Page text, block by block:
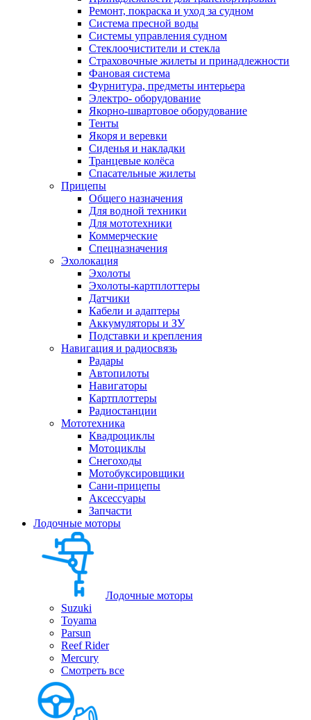
Ремонт, покраска и уход за судном
Система пресной воды
Системы управления судном
Стеклоочистители и стекла
Страховочные жилеты и принадлежности
Фановая система
Фурнитура, предметы интерьера
Электро- оборудование
Якорно-швартовое оборудование
Тенты
Якоря и веревки
Сиденья и накладки
Транцевые колёса
Спасательные жилеты
Прицепы
Общего назначения
Для водной техники
Для мототехники
Коммерческие
Спецназначения
Эхолокация
Эхолоты
Эхолоты-картплоттеры
Датчики
Кабели и адаптеры
Аккумуляторы и ЗУ
Подставки и крепления
Навигация и радиосвязь
Радары
Автопилоты
Навигаторы
Картплоттеры
Радиостанции
Мототехника
Квадроциклы
Мотоциклы
Снегоходы
Мотобуксировщики
Сани-прицепы
Аксессуары
Запчасти
Лодочные моторы
Лодочные моторы
Suzuki
Toyama
Parsun
Reef Rider
Mercury
Смотреть все